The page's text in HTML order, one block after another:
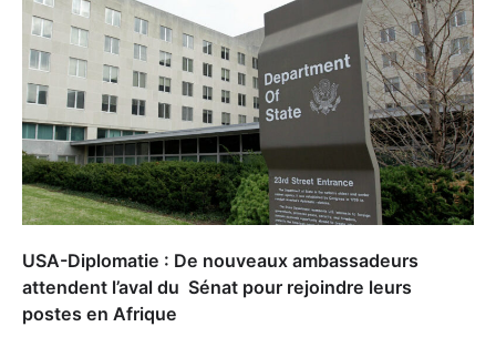
USA-Diplomatie : De nouveaux ambassadeurs
attendent l’aval du Sénat pour rejoindre leurs
postes en Afrique